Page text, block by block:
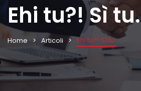
Ehi tu?! Sì tu.
Home Articoli Ehi tu?! Sì tu.